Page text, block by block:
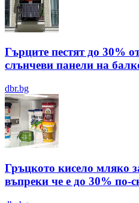
Гърците пестят до 30%
слънчеви панели на
dbr.bg
Гръцкото кисело мляко
въпреки че е до 30% по-